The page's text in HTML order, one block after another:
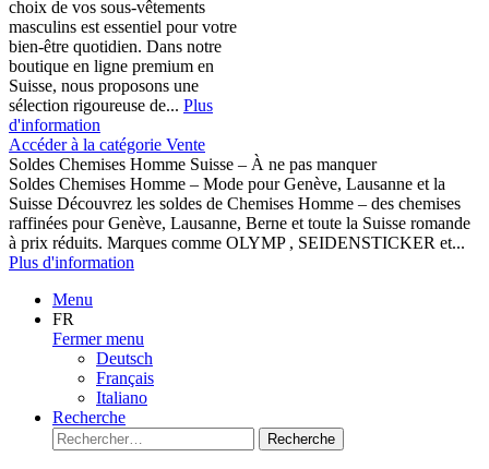
choix de vos sous-vêtements
masculins est essentiel pour votre
bien-être quotidien. Dans notre
boutique en ligne premium en
Suisse, nous proposons une
sélection rigoureuse de... Plus
d'information
Accéder à la catégorie Vente
Soldes Chemises Homme Suisse – À ne pas manquer
Soldes Chemises Homme – Mode pour Genève, Lausanne et la
Suisse Découvrez les soldes de Chemises Homme – des chemises
raffinées pour Genève, Lausanne, Berne et toute la Suisse romande
à prix réduits. Marques comme OLYMP , SEIDENSTICKER et...
Plus d'information
Menu
FR
Fermer menu
Deutsch
Français
Italiano
Recherche
Recherche